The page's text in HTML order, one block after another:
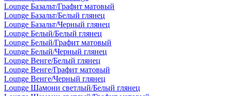
Lounge Базальт/Графит матовый
Lounge Базальт/Белый глянец
Lounge Базальт/Черный глянец
Lounge Белый/Белый глянец
Lounge Белый/Графит матовый
Lounge Белый/Черный глянец
Lounge Венге/Белый глянец
Lounge Венге/Графит матовый
Lounge Венге/Черный глянец
Lounge Шамони светлый/Белый глянец